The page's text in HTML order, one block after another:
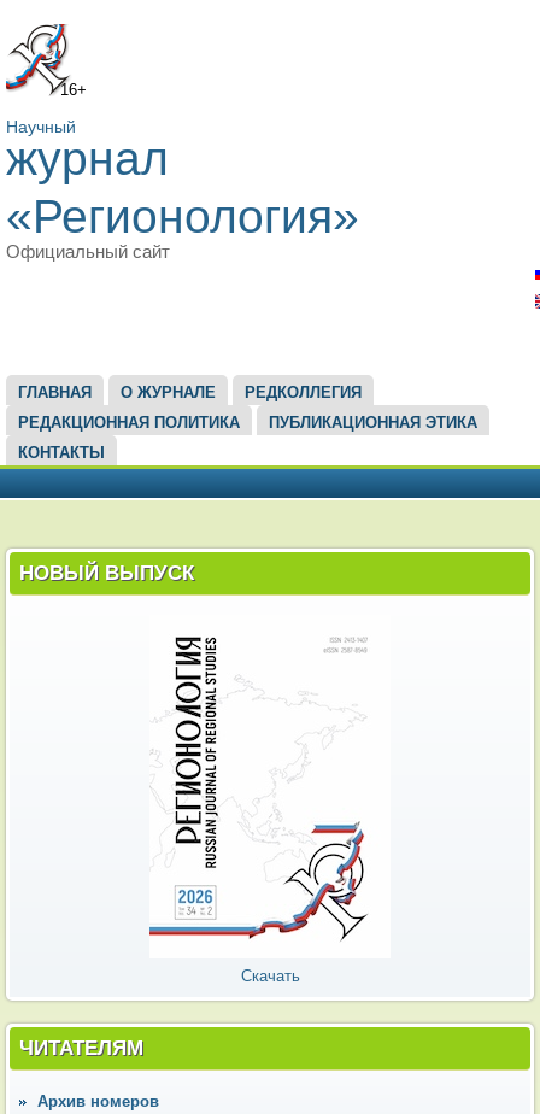
16+
Научный
журнал
«Регионология»
Официальный сайт
ГЛАВНОЕ МЕНЮ
ГЛАВНАЯ О ЖУРНАЛЕ
РЕДКОЛЛЕГИЯ
РЕДАКЦИОННАЯ ПОЛИТИКА
ПУБЛИКАЦИОННАЯ ЭТИКА
КОНТАКТЫ
НОВЫЙ ВЫПУСК
Скачать
ЧИТАТЕЛЯМ
Архив номеров